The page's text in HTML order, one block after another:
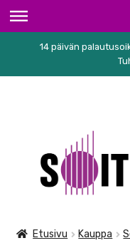
ETUSIVU
KARAOKE
NUOTIT
14 päivän
navigointiin
sisältöön
Etusivu Kauppa